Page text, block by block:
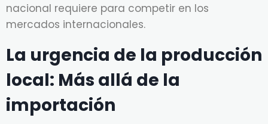
nacional requiere para competir en los
mercados internacionales.
La urgencia de la producción
local: Más allá de la
importación